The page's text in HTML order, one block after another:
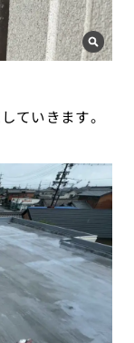
ていきます。